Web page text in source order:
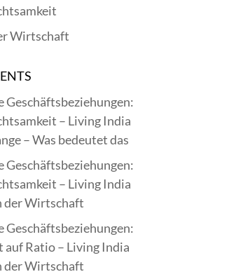
Wirtschaft
Geschäftsbeziehungen:
– Living India
– Was bedeutet das
Geschäftsbeziehungen:
– Living India
Wirtschaft
Geschäftsbeziehungen:
Ratio – Living India
Wirtschaft